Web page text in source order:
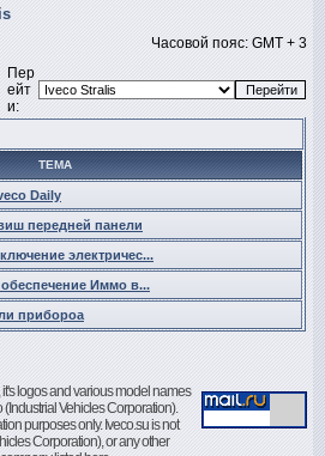
Часовой пояс: GMT + 3
Пер
ейт
и:
ТЕМА
Daily
передней панели
электричес...
Иммо в...
прибороа
logos and various model names
Vehicles Corporation).
purposes only. Iveco.su is not
Corporation), or any other